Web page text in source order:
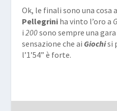
Ok, le finali sono una cosa
Pellegriniha vinto l’oro a
i 200sono sempre una
sensazione che ai Giochisi
l’1’54” è forte.